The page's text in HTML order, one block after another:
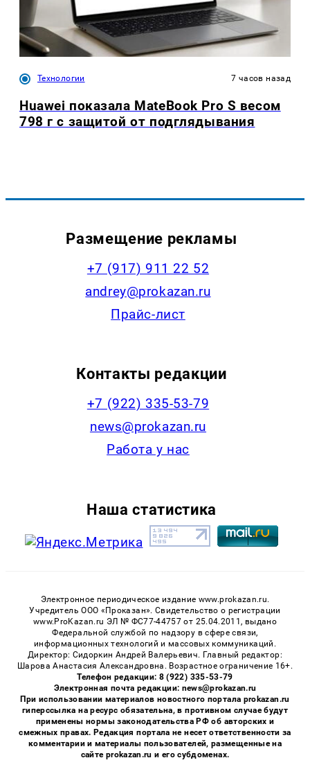
Технологии 7 часов назад
Huawei показала MateBook Pro S весом
798 г с защитой от подглядывания
Размещение рекламы
+7 (917) 911 22 52
andrey@prokazan.ru
Прайс-лист
Контакты редакции
+7 (922) 335-53-79
news@prokazan.ru
Работа у нас
Наша статистика
Электронное периодическое издание www.prokazan.ru.
Учредитель ООО «Проказан». Cвидетельство о регистрации
www.ProKazan.ru ЭЛ № ФС77-44757 от 25.04.2011, выдано
Федеральной службой по надзору в сфере связи,
информационных технологий и массовых коммуникаций.
Директор: Сидоркин Андрей Валерьевич. Главный редактор:
Шарова Анастасия Александровна. Возрастное ограничение 16+.
Телефон редакции: 8 (922) 335-53-79
Электронная почта редакции: news@prokazan.ru
При использовании материалов новостного портала prokazan.ru
гиперссылка на ресурс обязательна, в противном случае будут
применены нормы законодательства РФ об авторских и
смежных правах. Редакция портала не несет ответственности за
комментарии и материалы пользователей, размещенные на
сайте prokazan.ru и его субдоменах.